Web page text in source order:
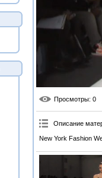
Просмотры: 0
Описание
New York Fashion